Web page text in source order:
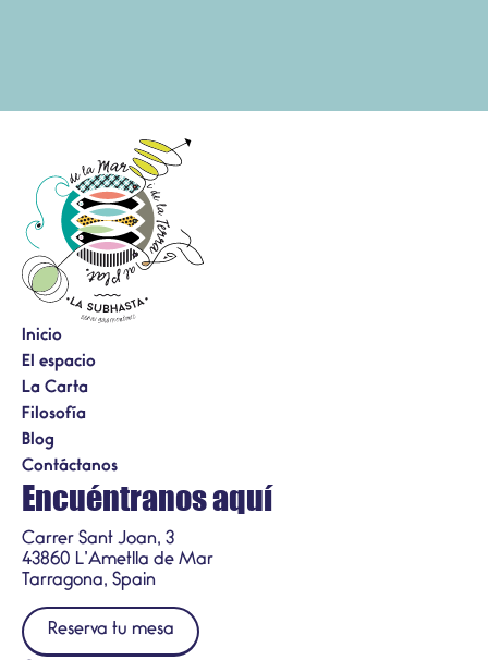
Inicio
El espacio
La Carta
Filosofía
Blog
Contáctanos
Encuéntranos aquí
Carrer Sant Joan, 3
43860 L’Ametlla de Mar
Tarragona, Spain
Reserva tu mesa